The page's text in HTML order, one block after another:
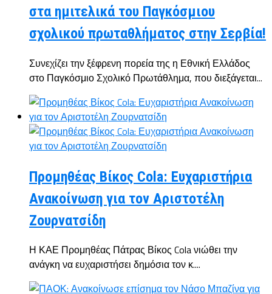
στα ημιτελικά του Παγκόσμιου
σχολικού πρωταθλήματος στην Σερβία!
Συνεχίζει την ξέφρενη πορεία της η Εθνική Ελλάδος
στο Παγκόσμιο Σχολικό Πρωτάθλημα, που διεξάγεται...
Προμηθέας Βίκος Cola: Ευχαριστήρια
Ανακοίνωση για τον Αριστοτέλη
Ζουρνατσίδη
Η ΚΑΕ Προμηθέας Πάτρας Βίκος Cola νιώθει την
ανάγκη να ευχαριστήσει δημόσια τον κ....